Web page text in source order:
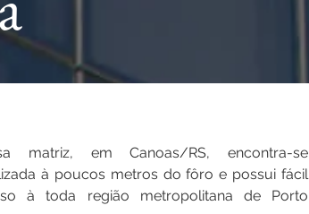
matriz, em Canoas/RS, encontra-se
à poucos metros do fôro e possui fácil
à toda região metropolitana de Porto